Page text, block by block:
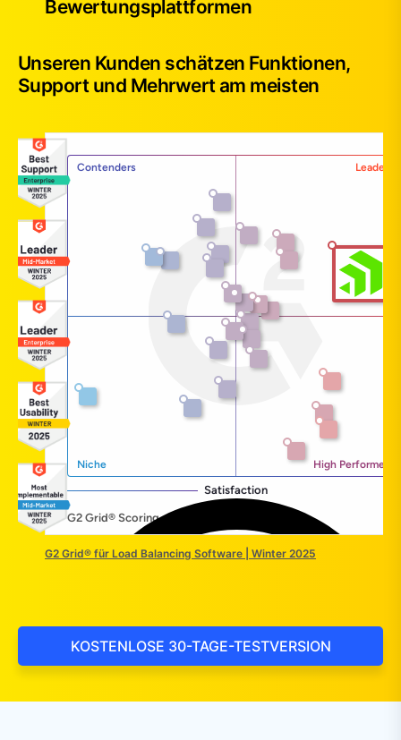
Bewertungsplattformen
Unseren Kunden schätzen Funktionen,
Support und Mehrwert am meisten
G2 Grid® für Load Balancing Software | Winter 2025
KOSTENLOSE 30-TAGE-TESTVERSION